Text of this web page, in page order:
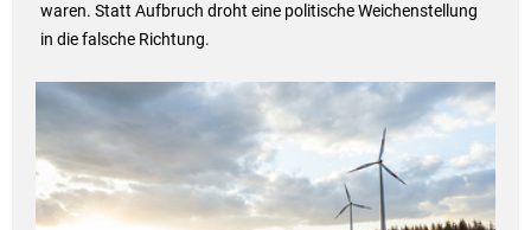
waren. Statt Aufbruch droht eine politische Weichenstellung
in die falsche Richtung.